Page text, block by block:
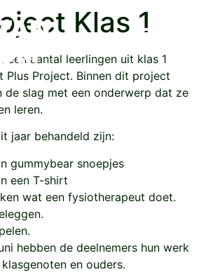
Klas 1
een aantal leerlingen uit klas 1
Plus Project. Binnen dit project
de slag met een onderwerp dat ze
leren.
jaar behandeld zijn:
gummybear snoepjes
een T-shirt
wat een fysiotherapeut doet.
hebben de deelnemers hun werk
en ouders.